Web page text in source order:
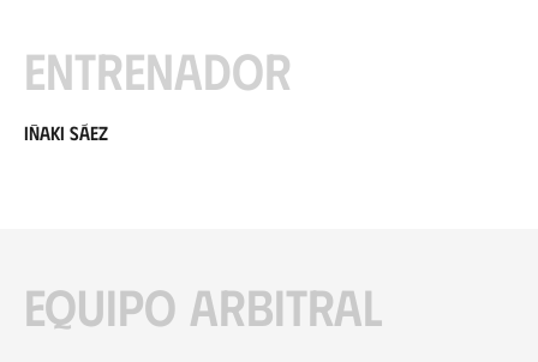
Entrenador
Iñaki Sáez
Equipo arbitral